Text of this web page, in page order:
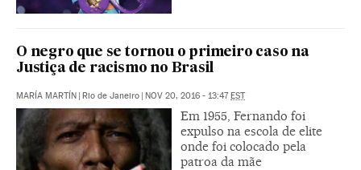
O negro que se tornou o primeiro caso na
Justiça de racismo no Brasil
MARÍA MARTÍN | Rio de Janeiro | NOV 20, 2016 - 13:47EST
Em 1955, Fernando foi
expulso na escola de elite
onde foi colocado pela
patroa da mãe